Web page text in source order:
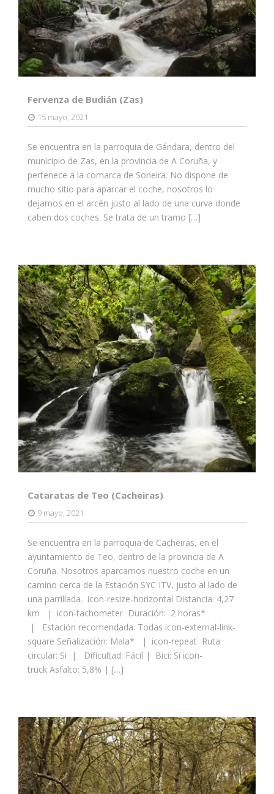
Fervenza de Budián (Zas)
15 mayo, 2021
Se encuentra en la parroquia de Gándara, dentro del
municipio de Zas, en la provincia de A Coruña, y
pertenece a la comarca de Soneira. No dispone de
mucho sitio para aparcar el coche, nosotros lo
dejamos en el arcén justo al lado de una curva donde
caben dos coches. Se trata de un tramo […]
Cataratas de Teo (Cacheiras)
9 mayo, 2021
Se encuentra en la parroquia de Cacheiras, en el
ayuntamiento de Teo, dentro de la provincia de A
Coruña. Nosotros aparcamos nuestro coche en un
camino cerca de la Estación SYC ITV, justo al lado de
una parrillada. icon-resize-horizontal Distancia: 4,27
km | icon-tachometer Duración: 2 horas*
| Estación recomendada: Todas icon-external-link-
square Señalización: Mala* | icon-repeat Ruta
circular: Si | Dificultad: Fácil | Bici: Si icon-
truck Asfalto: 5,8% | […]